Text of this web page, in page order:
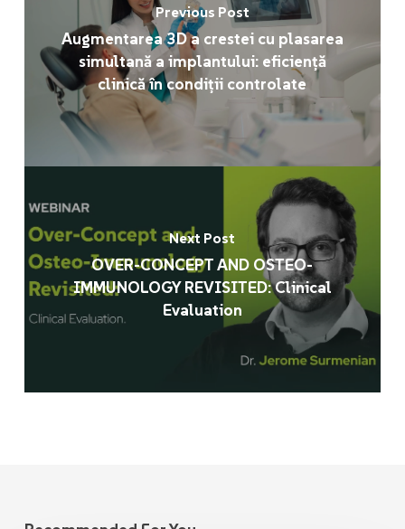
Previous Post
Augmentarea 3D a crestei cu plasarea
simultană a implantului: eficiență
clinică în condiții controlate
Next Post
OVER-CONCEPT AND OSTEO-
IMMUNOLOGY REVISITED: Clinical
Evaluation